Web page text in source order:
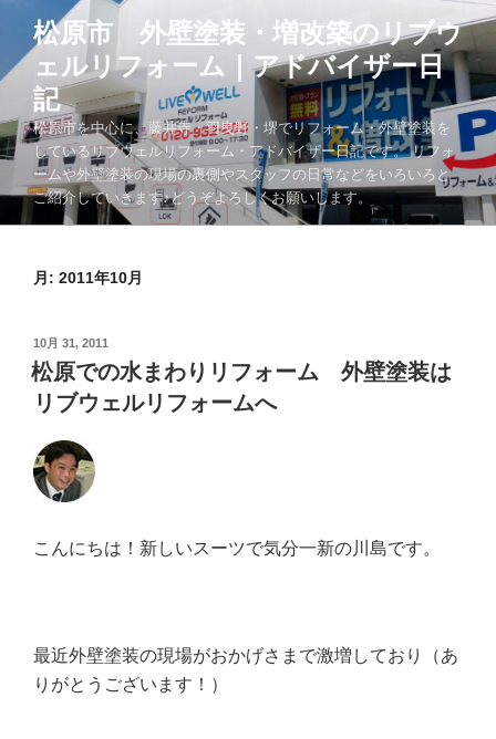
テ
ツ
へ
キ
ッ
松原市 外壁塗装・増改築のリブウ
ェルリフォーム｜アドバイザー日
記
松原市を中心に、藤井寺・羽曳野・堺でリフォーム・外壁塗装を
しているリブウェルリフォーム・アドバイザー日記です。 リフォ
ームや外壁塗装の現場の裏側やスタッフの日常などをいろいろと
ご紹介していきます♪どうぞよろしくお願いします。
月: 2011年10月
投
稿
日:
10月 31, 2011
松原での水まわりリフォーム 外壁塗装は
リブウェルリフォームへ
こんにちは！新しいスーツで気分一新の川島です。
最近外壁塗装の現場がおかげさまで激増しており（あ
りがとうございます！）